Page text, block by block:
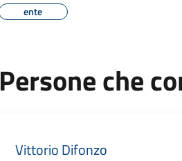
ente
Persone che
Vittorio Difonzo